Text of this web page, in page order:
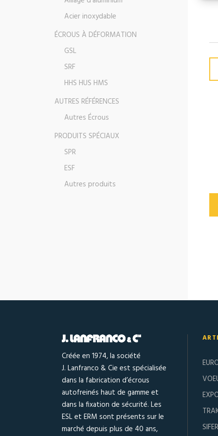
Acier inoxydable
ÉCROUS À DÉFORMATION
GSL
SRF
HHS HUS HMS
AUTRES RÉFÉRENCES
Autres Écrous
PRODUITS SPÉCIAUX
SPR
ESF
Autres produits
Créée en 1974, la société
J. Lanfranco & Cie est spécialisée
dans la fabrication d’écrous
autofreinés haut de gamme et
dans la fixation de sécurité. Les
ESL et ERM sont présents sur le
marché depuis plus de 40 ans,